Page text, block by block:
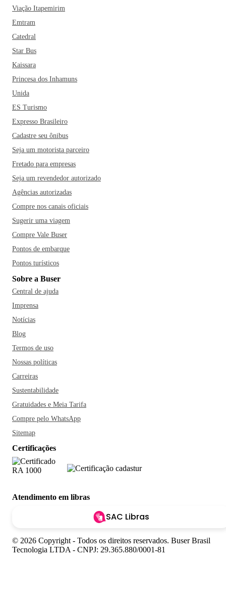
Viação Itapemirim
Emtram
Catedral
Star Bus
Kaissara
Princesa dos Inhamuns
Unida
ES Turismo
Expresso Brasileiro
Cadastre seu ônibus
Seja um motorista parceiro
Fretado para empresas
Seja um revendedor autorizado
Agências autorizadas
Compre nos canais oficiais
Sugerir uma viagem
Compre Vale Buser
Pontos de embarque
Pontos turísticos
Sobre a Buser
Central de ajuda
Imprensa
Notícias
Blog
Termos de uso
Nossas políticas
Carreiras
Sustentabilidade
Gratuidades e Meia Tarifa
Compre pelo WhatsApp
Sitemap
Certificações
Atendimento em libras
SAC Libras
© 2026 Copyright - Todos os direitos reservados. Buser Brasil
Tecnologia LTDA - CNPJ: 29.365.880/0001-81